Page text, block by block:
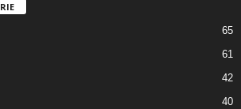
65
61
42
40